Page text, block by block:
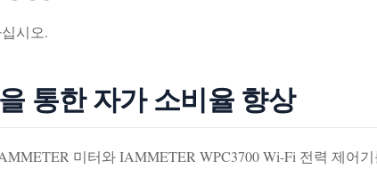
시오.
통한 자가 소비율 향상
미터와 IAMMETER WPC3700 Wi-Fi 전력 제어